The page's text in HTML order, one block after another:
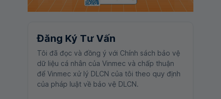
Đăng Ký Tư Vấn
Tôi đã đọc và đồng ý với Chính sách bảo vệ
dữ liệu cá nhân của Vinmec và chấp thuận
để Vinmec xử lý DLCN của tôi theo quy định
của pháp luật về bảo vệ DLCN.